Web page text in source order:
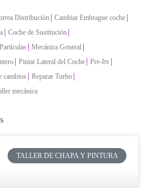
Distribución Cambiar Embrague coche
Coche de Sustitución
Mecánica General
Pintar Lateral del Coche Pre-Itv
cambios Reparar Turbo
mecánica
TALLER DE CHAPA Y PINTURA